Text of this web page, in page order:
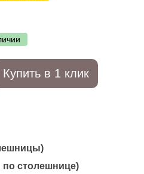
Купить в 1 клик
столешнице)